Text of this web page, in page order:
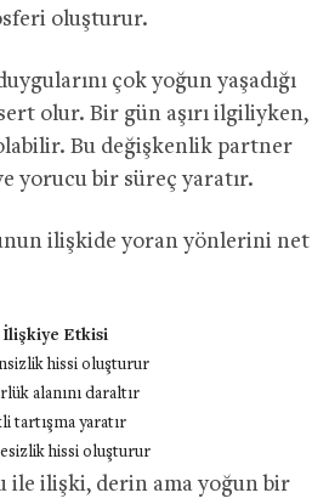
oluşturur.
çok yoğun yaşadığı
olur. Bir gün aşırı ilgiliyken,
Bu değişkenlik partner
yorucu bir süreç yaratır.
ilişkide yoran yönlerini net
İlişkiye Etkisi
hissi oluşturur
alanını daraltır
tartışma yaratır
hissi oluşturur
ile ilişki, derin ama yoğun bir